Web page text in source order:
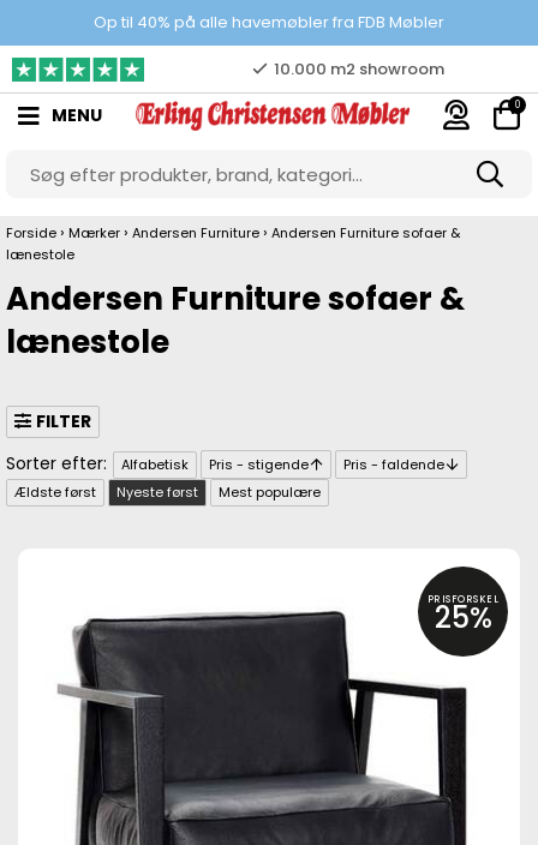
Op til 40% på alle havemøbler fra FDB Møbler
Prisgaranti
10.000 m2 showroom
Gratis & gode parkeringsforhold
MENU 0
Forside › Mærker › Andersen Furniture › Andersen Furniture sofaer &
lænestole
Andersen Furniture sofaer &
lænestole
FILTER
Alfabetisk Pris - stigende
Pris - faldende
Ældste først
Nyeste først Mest populære
PRISFORSKEL
25%